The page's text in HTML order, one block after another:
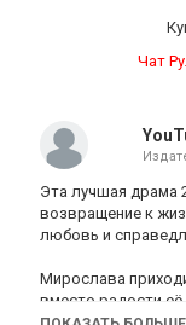
Чат
Эта лучшая драма
возвращение к
любовь и
Мирослава
вместо радости